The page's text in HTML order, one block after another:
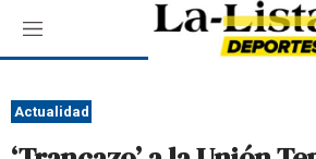
M
e
ú
Actualidad